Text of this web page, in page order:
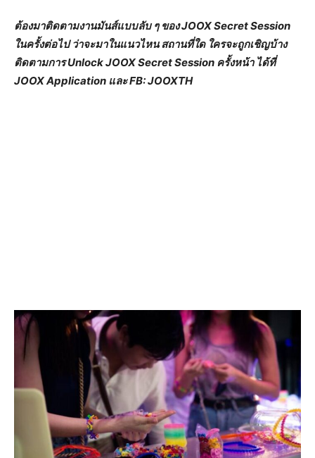
ต้องมาติดตามงานมันส์แบบลับ ๆ ของJOOX Secret Session
ในครั้งต่อไป ว่าจะมาในแนวไหน สถานที่ใด ใครจะถูกเชิญบ้าง
ติดตามการ Unlock JOOX Secret Session ครั้งหน้า ได้ที่
JOOX Application และ FB: JOOXTH